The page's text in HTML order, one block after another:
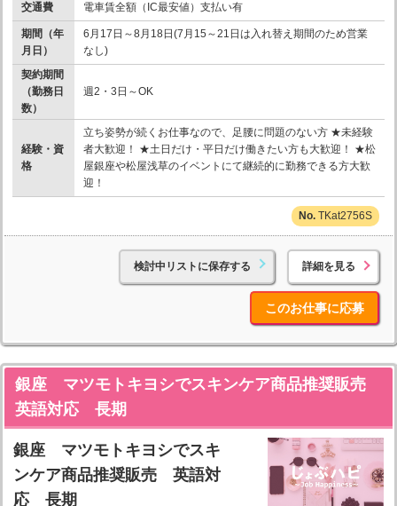
交通費 電車賃全額（IC最安値）支払い有
期間（年
月日）
6月17日～8月18日(7月15～21日は入れ替え期間のため営業
なし)
契約期間
（勤務日
数）
週2・3日～OK
経験・資
格
立ち姿勢が続くお仕事なので、足腰に問題のない方 ★未経験
者大歓迎！ ★土日だけ・平日だけ働きたい方も大歓迎！ ★松
屋銀座や松屋浅草のイベントにて継続的に勤務できる方大歓
迎！
TKat2756S
検討中リストに保存する 詳細を見る
このお仕事に応募
銀座 マツモトキヨシでスキンケア商品推奨販売
英語対応 長期
銀座 マツモトキヨシでスキ
ンケア商品推奨販売 英語対
応 長期